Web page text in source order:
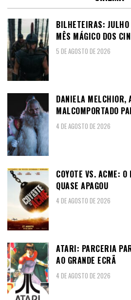
BILHETEIRAS:
MÊS MÁGICO DOS
5 DE AGOSTO DE 2026
DANIELA MELCHIOR,
MALCOMPORTADO
4 DE AGOSTO DE 2026
COYOTE VS. ACME: O
QUASE APAGOU
4 DE AGOSTO DE 2026
ATARI: PARCERIA
AO GRANDE ECRÃ
4 DE AGOSTO DE 2026